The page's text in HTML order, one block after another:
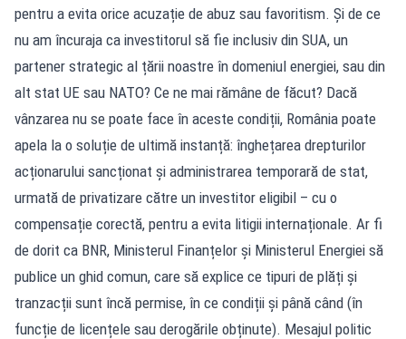
pentru a evita orice acuzație de abuz sau favoritism. Și de ce
nu am încuraja ca investitorul să fie inclusiv din SUA, un
partener strategic al țării noastre în domeniul energiei, sau din
alt stat UE sau NATO? Ce ne mai rămâne de făcut? ⁠Dacă
vânzarea nu se poate face în aceste condiții, România poate
apela la o soluție de ultimă instanță: înghețarea drepturilor
acționarului sancționat și administrarea temporară de stat,
urmată de privatizare către un investitor eligibil – cu o
compensație corectă, pentru a evita litigii internaționale. Ar fi
de dorit ca BNR, Ministerul Finanțelor și Ministerul Energiei să
publice un ghid comun, care să explice ce tipuri de plăți și
tranzacții sunt încă permise, în ce condiții și până când (în
funcție de licențele sau derogările obținute). Mesajul politic